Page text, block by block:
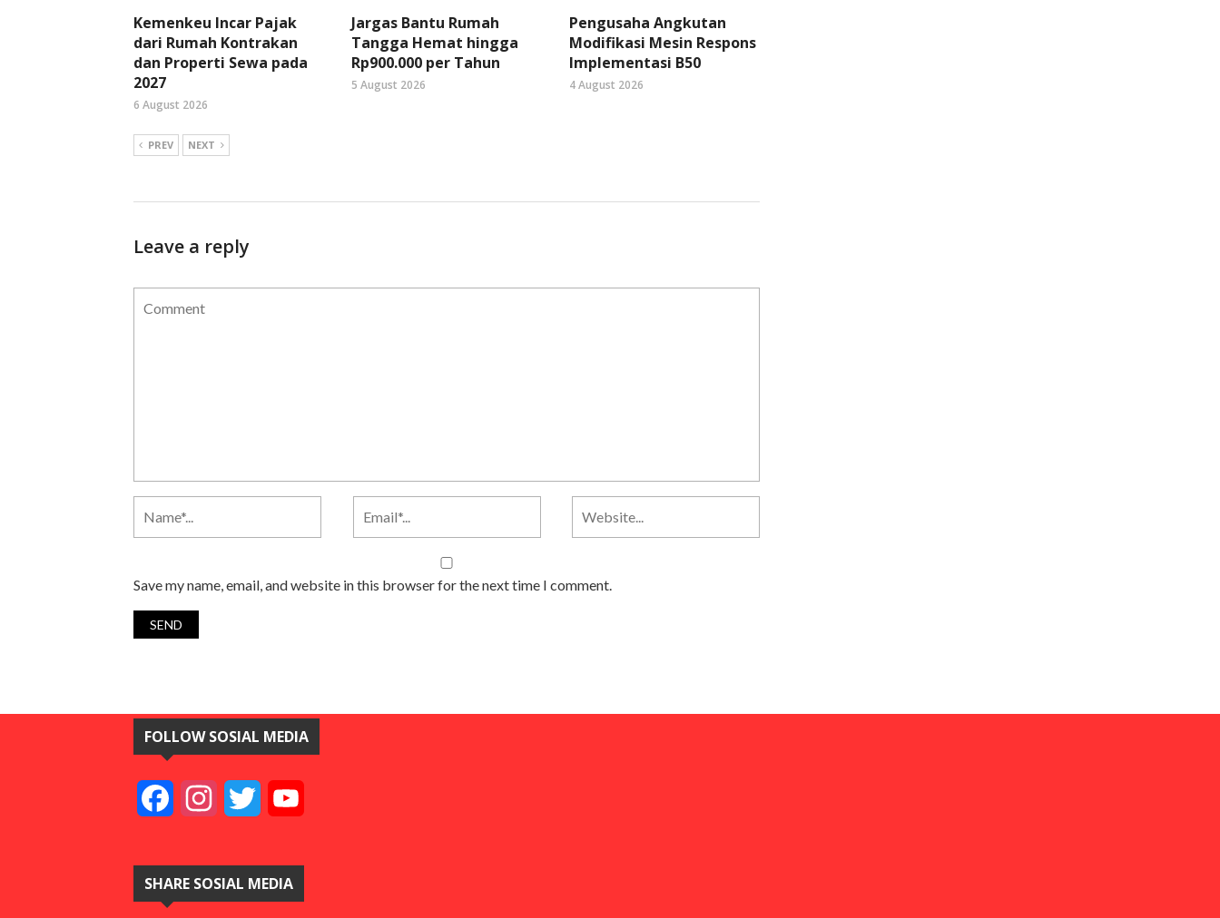
Kemenkeu Incar Pajak
dari Rumah Kontrakan
dan Properti Sewa pada
2027
6 August 2026
Jargas Bantu Rumah
Tangga Hemat hingga
Rp900.000 per Tahun
5 August 2026
Pengusaha Angkutan
Modifikasi Mesin Respons
Implementasi B50
4 August 2026
PREV NEXT
Leave a reply
Save my name, email, and website in this browser for the next time I comment.
FOLLOW SOSIAL MEDIA
FacebookInstagramTwitter
SHARE SOSIAL MEDIA